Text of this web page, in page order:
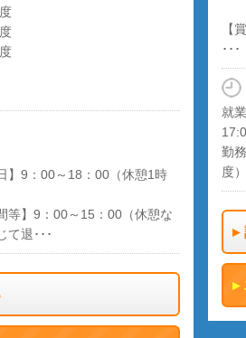
】9：00～18：00（休憩1時
等】9：00～15：00（休憩な
て退･･･
【
･･･
就
勤
度）